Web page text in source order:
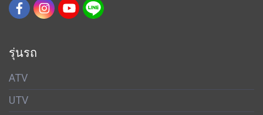
รุ่นรถ
ATV
UTV